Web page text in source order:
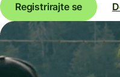
Registrirajte se